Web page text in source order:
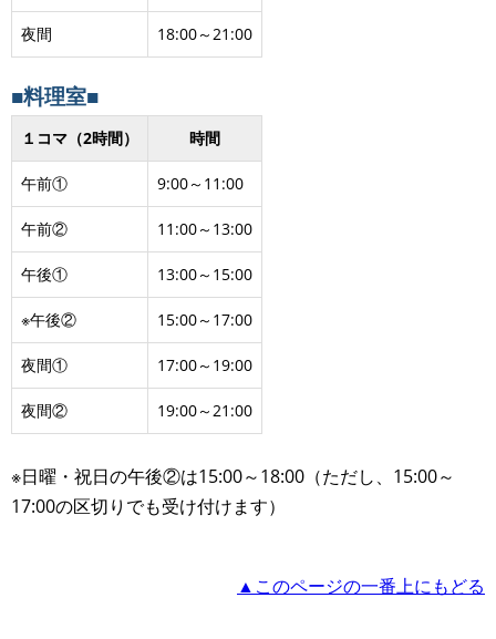
夜間 18:00～21:00
■料理室■
１コマ（2時間） 時間
午前① 9:00～11:00
午前② 11:00～13:00
午後① 13:00～15:00
※午後② 15:00～17:00
夜間① 17:00～19:00
夜間② 19:00～21:00
※日曜・祝日の午後②は15:00～18:00（ただし、15:00～
17:00の区切りでも受け付けます）
▲このページの一番上にもどる